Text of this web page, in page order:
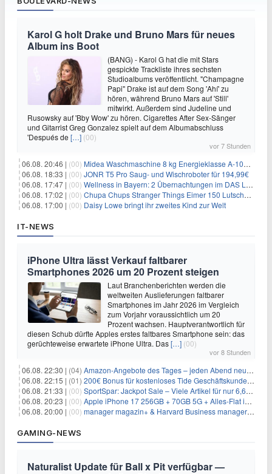
Karol G holt Drake und Bruno Mars für neues
Album ins Boot
(BANG) - Karol G hat die mit Stars
gespickte Trackliste ihres sechsten
Studioalbums veröffentlicht. "Champagne
Papi" Drake ist auf dem Song 'Ahí' zu
hören, während Bruno Mars auf 'Still'
mitwirkt. Außerdem sind Judeline und
Rusowsky auf 'Bby Wow' zu hören. Cigarettes After Sex-Sänger
und Gitarrist Greg Gonzalez spielt auf dem Albumabschluss
'Después de […] (00)
vor 7 Stunden
06.08. 20:46 | (00) Midea Waschmaschine 8 kg Energieklasse A-10% 1400 U/Min für 289,97€
06.08. 18:33 | (00) JONR T5 Pro Saug- und Wischroboter für 194,99€
06.08. 17:47 | (00) Wellness in Bayern: 2 Übernachtungen im DAS LUDWIG Sports Resort inkl. HP + Wellness ab 174€ p.P.
06.08. 17:02 | (00) Chupa Chups Stranger Things Eimer 150 Lutscher für 21,95€
06.08. 17:00 | (00) Daisy Lowe bringt ihr zweites Kind zur Welt
IT-NEWS
iPhone Ultra lässt Verkauf faltbarer
Smartphones 2026 um 20 Prozent steigen
Laut Branchenberichten werden die
weltweiten Auslieferungen faltbarer
Smartphones im Jahr 2026 im Vergleich
zum Vorjahr voraussichtlich um 20
Prozent wachsen. Hauptverantwortlich für
diesen Schub dürfte Apples erstes faltbares Smartphone sein: das
gerüchteweise erwartete iPhone Ultra. Das[…] (00)
vor 8 Stunden
06.08. 22:30 | (04) Amazon-Angebote des Tages – jeden Abend neue Deals zum Stöbern
06.08. 22:15 | (01) 200€ Bonus für kostenloses Tide Geschäftskundenkonto
06.08. 21:33 | (00) SportSpar: Jackpot Sale – Viele Artikel für nur 6,66€ – nur 48 Stunden
06.08. 20:23 | (00) Apple iPhone 17 256GB + 70GB 5G + Alles-Flat im Vodafone-Netz für 34,99€/Monat – eff. 4,65€/Monat
06.08. 20:00 | (00) manager magazin+ & Harvard Business manager+ Digital-Kombi-Abo 1 Monat kostenlos
GAMING-NEWS
Naturalist Update für Ball x Pit verfügbar —